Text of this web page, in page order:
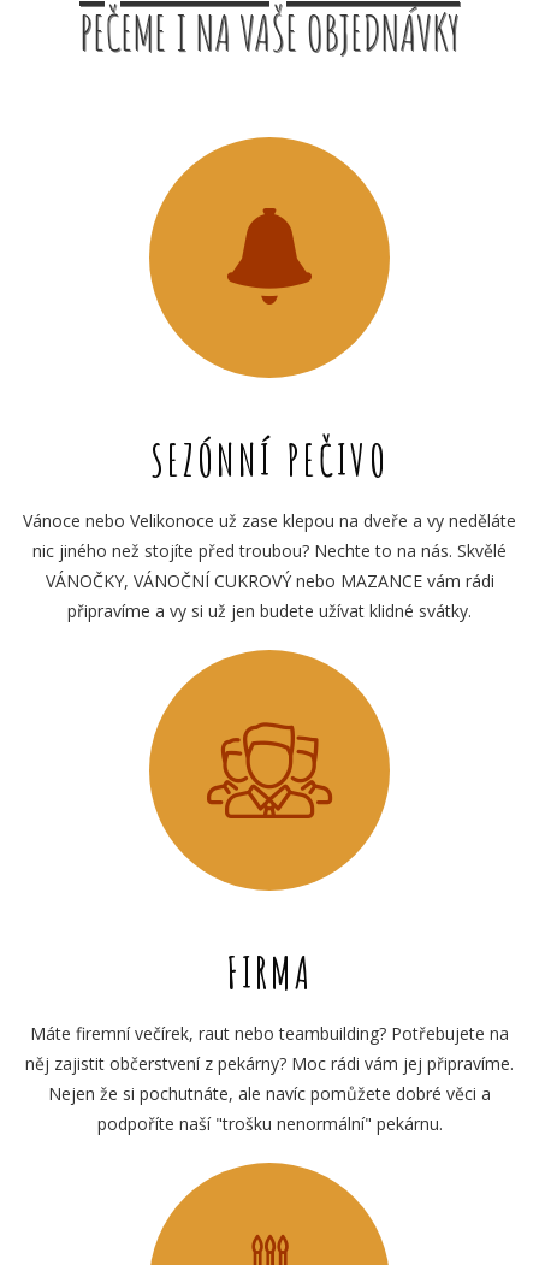
PEČEME I NA VAŠE OBJEDNÁVKY
SEZÓNNÍ PEČIVO
Vánoce nebo Velikonoce už zase klepou na dveře a vy neděláte
nic jiného než stojíte před troubou? Nechte to na nás. Skvělé
VÁNOČKY, VÁNOČNÍ CUKROVÝ nebo MAZANCE vám rádi
připravíme a vy si už jen budete užívat klidné svátky.
FIRMA
Máte firemní večírek, raut nebo teambuilding? Potřebujete na
něj zajistit občerstvení z pekárny? Moc rádi vám jej připravíme.
Nejen že si pochutnáte, ale navíc pomůžete dobré věci a
podpoříte naší "trošku nenormální" pekárnu.